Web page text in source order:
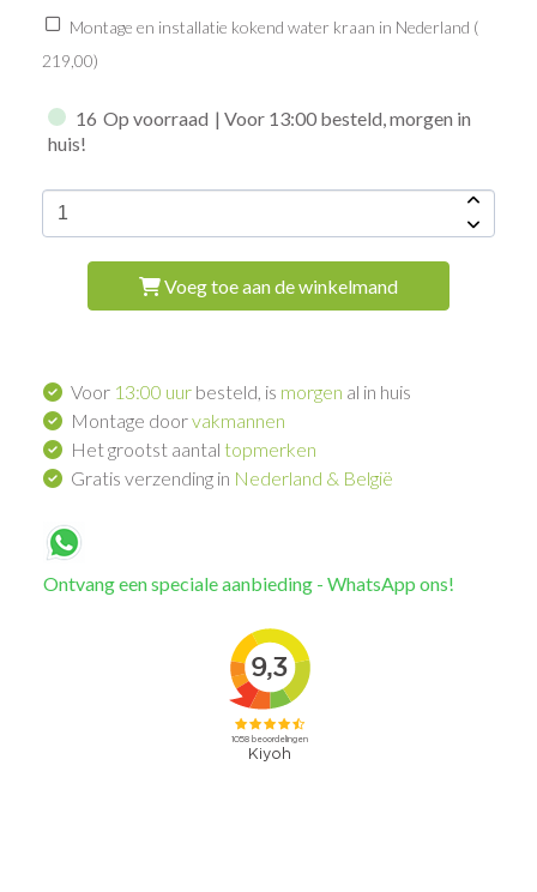
Montage en installatie kokend water kraan in Nederland (
219,00)
16 Op voorraad | Voor 13:00 besteld, morgen in
huis!
Voeg toe aan de winkelmand
Voor 13:00 uur besteld, is morgen al in huis
Montage doorvakmannen
Het grootst aantal topmerken
Gratis verzending in Nederland & België
Ontvang een speciale aanbieding - WhatsApp ons!